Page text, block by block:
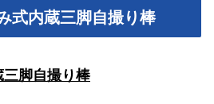
式内蔵三脚自撮り棒
脚自撮り棒